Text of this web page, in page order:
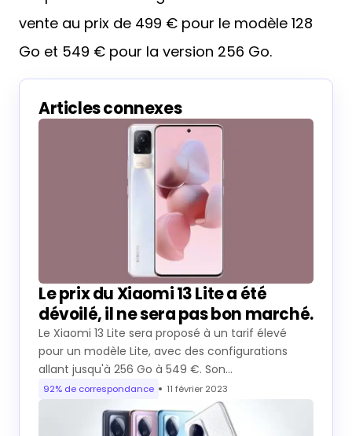
vente au prix de 499 € pour le modèle 128
Go et 549 € pour la version 256 Go.
Articles connexes
Le prix du Xiaomi 13 Lite a été
dévoilé, il ne sera pas bon marché.
Le Xiaomi 13 Lite sera proposé à un tarif élevé
pour un modèle Lite, avec des configurations
allant jusqu'à 256 Go à 549 €. Son…
92% de correspondance 11 février 2023